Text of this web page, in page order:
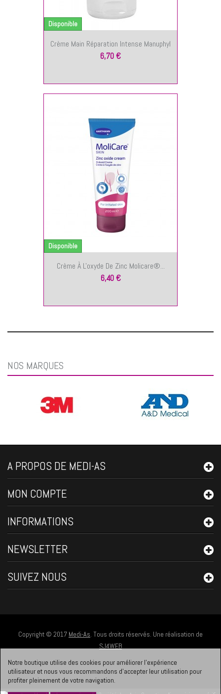
Crème Main Réparation Intense Manuphyl
6,70 €
Disponible
Crème À L'oxyde De Zinc Molicare®...
6,40 €
Disponible
NOS MARQUES
A PROPOS DE MEDI-AS
MON COMPTE
INFORMATIONS
NEWSLETTER
SUIVEZ NOUS
Copyright © 2017 Medi-As. Tous droits réservés. Une réalisation de
SJ4WEB
Notre boutique utilise des cookies pour améliorer l'expérience
utilisateur et nous vous recommandons d'accepter leur utilisation pour
profiter pleinement de votre navigation.